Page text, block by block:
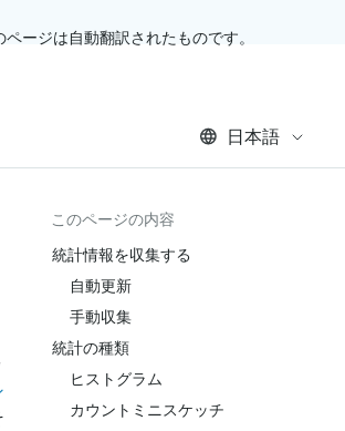
ージは自動翻訳されたものです。
日本語
このページの内容
統計情報を収集する
自動更新
手動収集
統計の種類
ヒストグラム
カウントミニスケッチ